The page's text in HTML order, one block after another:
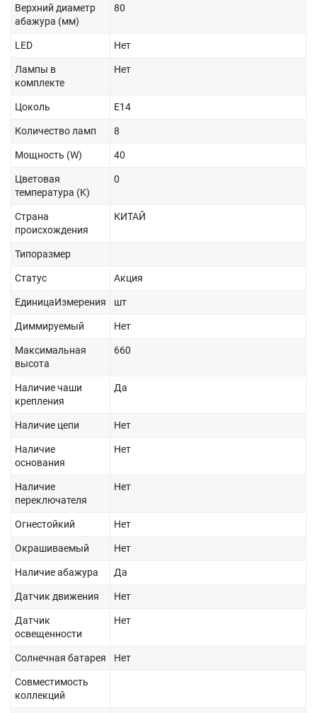
Верхний диаметр
абажура (мм)
80
LED Нет
Лампы в
комплекте
Нет
Цоколь E14
Количество ламп 8
Мощность (W) 40
Цветовая
температура (K)
0
Страна
происхождения
КИТАЙ
Типоразмер
Статус Акция
ЕдиницаИзмерения шт
Диммируемый Нет
Максимальная
высота
660
Наличие чаши
крепления
Да
Наличие цепи Нет
Наличие
основания
Нет
Наличие
переключателя
Нет
Огнестойкий Нет
Окрашиваемый Нет
Наличие абажура Да
Датчик движения Нет
Датчик
освещенности
Нет
Солнечная батарея Нет
Совместимость
коллекций